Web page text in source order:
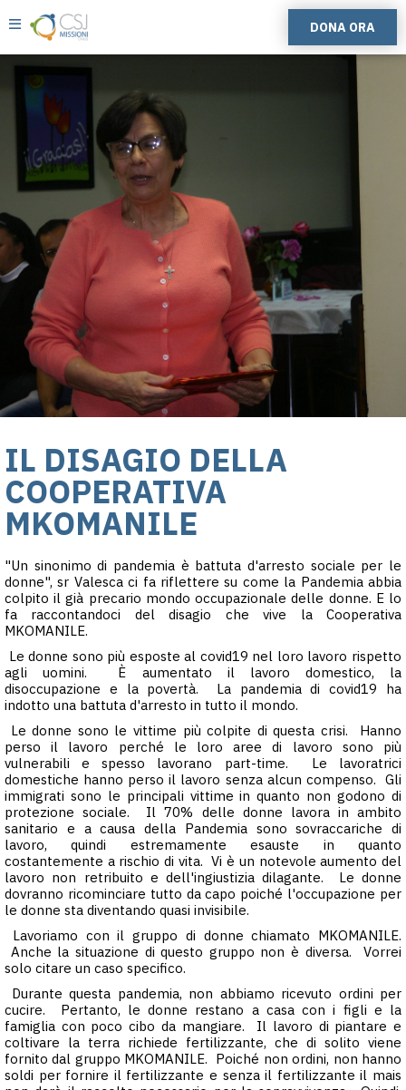
DONA ORA
IL DISAGIO DELLA
COOPERATIVA
MKOMANILE
"Un sinonimo di pandemia è battuta d'arresto sociale per le
donne", sr Valesca ci fa riflettere su come la Pandemia abbia
colpito il già precario mondo occupazionale delle donne. E lo
fa raccontandoci del disagio che vive la Cooperativa
MKOMANILE.
Le donne sono più esposte al covid19 nel loro lavoro rispetto
agli uomini. È aumentato il lavoro domestico, la
disoccupazione e la povertà. La pandemia di covid19 ha
indotto una battuta d'arresto in tutto il mondo.
Le donne sono le vittime più colpite di questa crisi. Hanno
perso il lavoro perché le loro aree di lavoro sono più
vulnerabili e spesso lavorano part-time. Le lavoratrici
domestiche hanno perso il lavoro senza alcun compenso. Gli
immigrati sono le principali vittime in quanto non godono di
protezione sociale. Il 70% delle donne lavora in ambito
sanitario e a causa della Pandemia sono sovraccariche di
lavoro, quindi estremamente esauste in quanto
costantemente a rischio di vita. Vi è un notevole aumento del
lavoro non retribuito e dell'ingiustizia dilagante. Le donne
dovranno ricominciare tutto da capo poiché l'occupazione per
le donne sta diventando quasi invisibile.
Lavoriamo con il gruppo di donne chiamato MKOMANILE.
Anche la situazione di questo gruppo non è diversa. Vorrei
solo citare un caso specifico.
Durante questa pandemia, non abbiamo ricevuto ordini per
cucire. Pertanto, le donne restano a casa con i figli e la
famiglia con poco cibo da mangiare. Il lavoro di piantare e
coltivare la terra richiede fertilizzante, che di solito viene
fornito dal gruppo MKOMANILE. Poiché non ordini, non hanno
soldi per fornire il fertilizzante e senza il fertilizzante il mais